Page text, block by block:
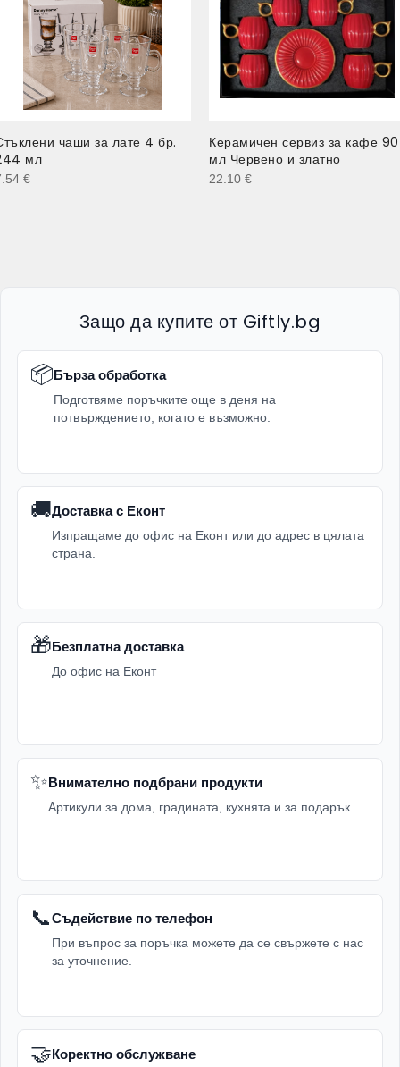
чаши за лате 4 бр.
мл
€
Керамичен сервиз за кафе 90
мл Червено и златно
22.10 €
Защо да купите от Giftly.bg
📦Бърза обработка
Подготвяме поръчките още в деня на
потвърждението, когато е възможно.
🚚Доставка с Еконт
Изпращаме до офис на Еконт или до адрес в цялата
страна.
🎁Безплатна доставка
До офис на Еконт
✨Внимателно подбрани продукти
Артикули за дома, градината, кухнята и за подарък.
📞Съдействие по телефон
При въпрос за поръчка можете да се свържете с нас
за уточнение.
🤝Коректно обслужване